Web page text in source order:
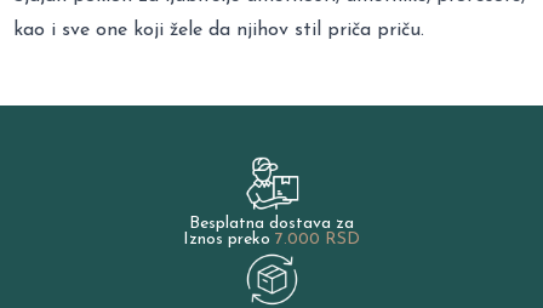
kao i sve one koji žele da njihov stil priča priču.
Besplatna dostava za
Iznos preko 7.000 RSD